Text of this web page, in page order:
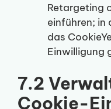
Retargeting
einführen; in
das
Einwilligung
7.2
Cookie-